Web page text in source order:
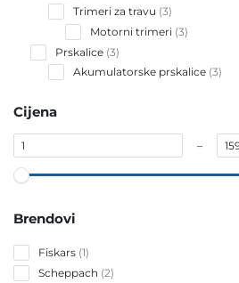
Trimeri za travu 33
Motorni trimeri 33
Prskalice 33
products
Akumulatorske prskalice 33
Cijena
–
Brendovi
Fiskars 11
product
Scheppach 22